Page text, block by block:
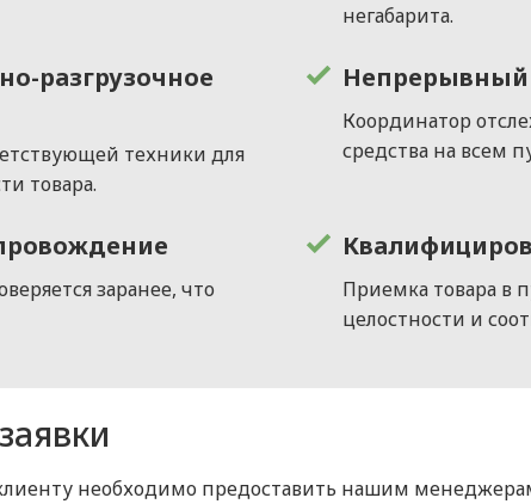
негабарита.
разгрузочное
техники для
товара.
Координатор
средства на всем
заранее, что
Приемка товара в
целостности и
необходимо предоставить нашим